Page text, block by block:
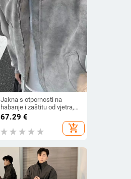
Jakna s otpornosti na
habanje i zaštitu od vjetra,
stojeći ovratnik, jednostruko
standardna duljina
67.29 €
add_shopping_cart